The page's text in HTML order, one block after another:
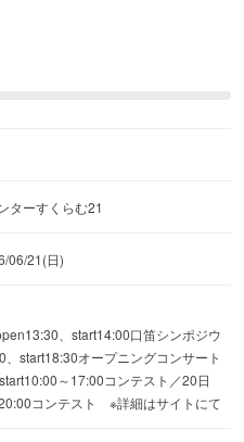
ターすくらむ21
06/21(日)
、start14:00口笛シンポジウ
start18:30オープニングコンサート
～17:00コンテスト／20日
コンテスト ※詳細はサイトにて